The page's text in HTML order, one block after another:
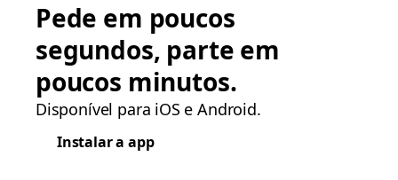
Pede em poucos
segundos, parte em
poucos minutos.
Disponível para iOS e Android.
Instalar a app